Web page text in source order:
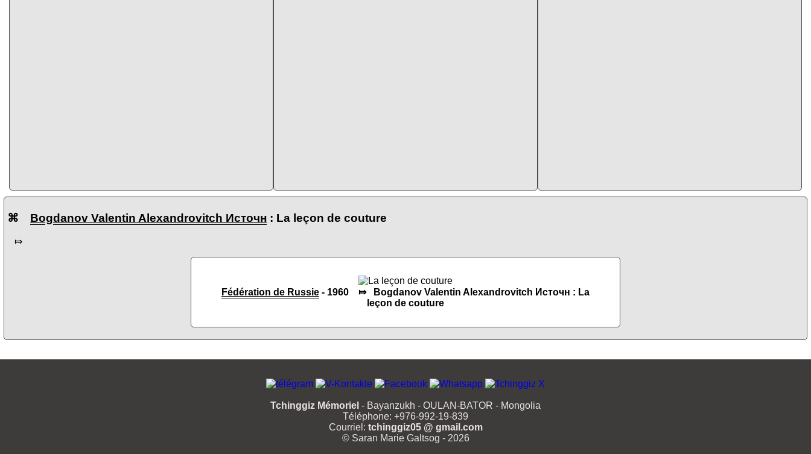
⌘ Bogdanov Valentin Alexandrovitch Источн : La leçon de couture
⤇
Fédération de Russie - 1960 ⤇ Bogdanov Valentin Alexandrovitch Источн : La
leçon de couture
Tchinggiz Mémoriel - Bayanzukh - OULAN-BATOR - Mongolia
Téléphone: +976-992-19-839
Courriel: tchinggiz05 @ gmail.com
© Saran Marie Galtsog - 2026